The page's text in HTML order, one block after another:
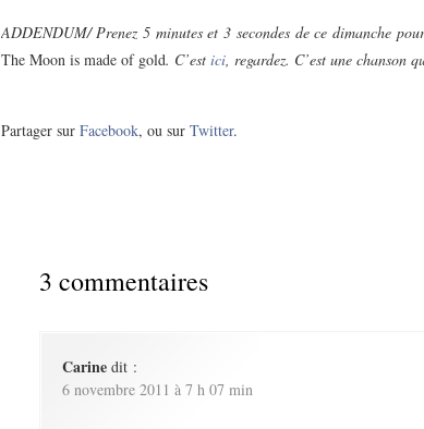
ADDENDUM/ Prenez 5 minutes et 3 secondes de ce dimanche
The Moon is made of gold. C’est ici, regardez. C’est une chanson
Partager sur Facebook, ou sur Twitter.
3 commentaires
Carine dit :
6 novembre 2011 à 7 h 07 min